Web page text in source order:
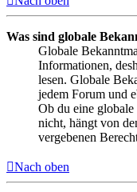
Was sind globale
Globale
Informationen,
lesen. Globale
jedem Forum und
Ob du eine
nicht, hängt von
vergebenen
Nach oben